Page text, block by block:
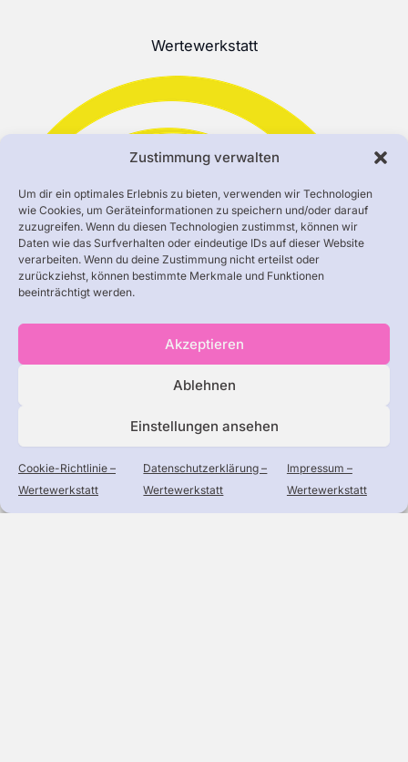
Zustimmung verwalten
Um dir ein optimales Erlebnis zu bieten, verwenden wir Technologien
wie Cookies, um Geräteinformationen zu speichern und/oder darauf
zuzugreifen. Wenn du diesen Technologien zustimmst, können wir
Daten wie das Surfverhalten oder eindeutige IDs auf dieser Website
verarbeiten. Wenn du deine Zustimmung nicht erteilst oder
zurückziehst, können bestimmte Merkmale und Funktionen
beeinträchtigt werden.
Akzeptieren
Ablehnen
Einstellungen ansehen
Cookie-Richtlinie –
Wertewerkstatt
Datenschutzerklärung –
Wertewerkstatt
Impressum –
Wertewerkstatt
Wertewerkstatt